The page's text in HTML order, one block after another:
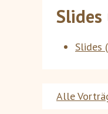
Slides
Slides
Alle